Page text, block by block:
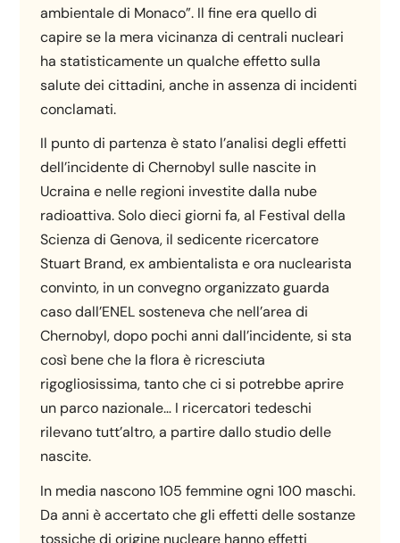
ambientale di Monaco”. Il fine era quello di
capire se la mera vicinanza di centrali nucleari
ha statisticamente un qualche effetto sulla
salute dei cittadini, anche in assenza di incidenti
conclamati.
Il punto di partenza è stato l’analisi degli effetti
dell’incidente di Chernobyl sulle nascite in
Ucraina e nelle regioni investite dalla nube
radioattiva. Solo dieci giorni fa, al Festival della
Scienza di Genova, il sedicente ricercatore
Stuart Brand, ex ambientalista e ora nuclearista
convinto, in un convegno organizzato guarda
caso dall’ENEL sosteneva che nell’area di
Chernobyl, dopo pochi anni dall’incidente, si sta
così bene che la flora è ricresciuta
rigogliosissima, tanto che ci si potrebbe aprire
un parco nazionale… I ricercatori tedeschi
rilevano tutt’altro, a partire dallo studio delle
nascite.
In media nascono 105 femmine ogni 100 maschi.
Da anni è accertato che gli effetti delle sostanze
tossiche di origine nucleare hanno effetti